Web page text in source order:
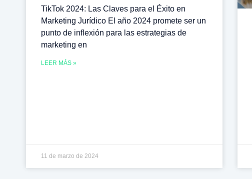
TikTok 2024: Las Claves para el Éxito en
Marketing Jurídico El año 2024 promete ser un
punto de inflexión para las estrategias de
marketing en
LEER MÁS »
11 de marzo de 2024